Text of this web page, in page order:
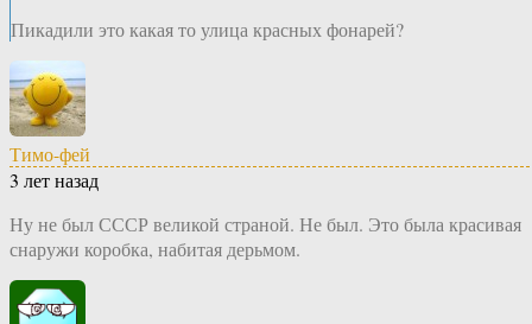
Пикадили это какая то улица красных фонарей?
Тимо-фей
3 лет назад
Ну не был СССР великой страной. Не был. Это была красивая
снаружи коробка, набитая дерьмом.